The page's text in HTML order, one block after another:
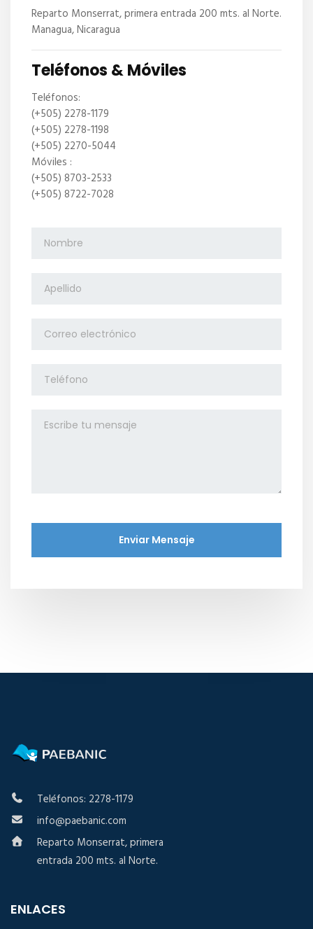
Reparto Monserrat, primera entrada 200 mts. al Norte.
Managua, Nicaragua
Teléfonos & Móviles
Teléfonos:
(+505) 2278-1179
(+505) 2278-1198
(+505) 2270-5044
Móviles :
(+505) 8703-2533
(+505) 8722-7028
Teléfonos: 2278-1179
info@paebanic.com
Reparto Monserrat, primera
entrada 200 mts. al Norte.
ENLACES